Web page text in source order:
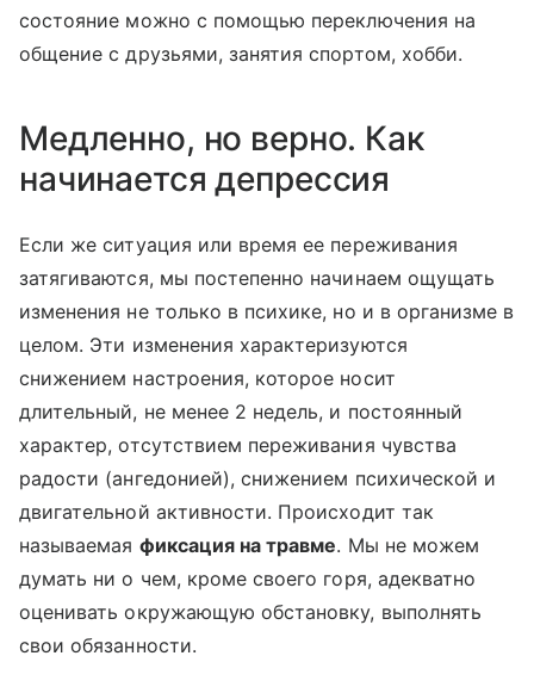
состояние можно с помощью переключения на
общение с друзьями, занятия спортом, хобби.
Медленно, но верно. Как
начинается депрессия
Если же ситуация или время ее переживания
затягиваются, мы постепенно начинаем ощущать
изменения не только в психике, но и в организме в
целом. Эти изменения характеризуются
снижением настроения, которое носит
длительный, не менее 2 недель, и постоянный
характер, отсутствием переживания чувства
радости (ангедонией), снижением психической и
двигательной активности. Происходит так
называемая фиксация на травме. Мы не можем
думать ни о чем, кроме своего горя, адекватно
оценивать окружающую обстановку, выполнять
свои обязанности.